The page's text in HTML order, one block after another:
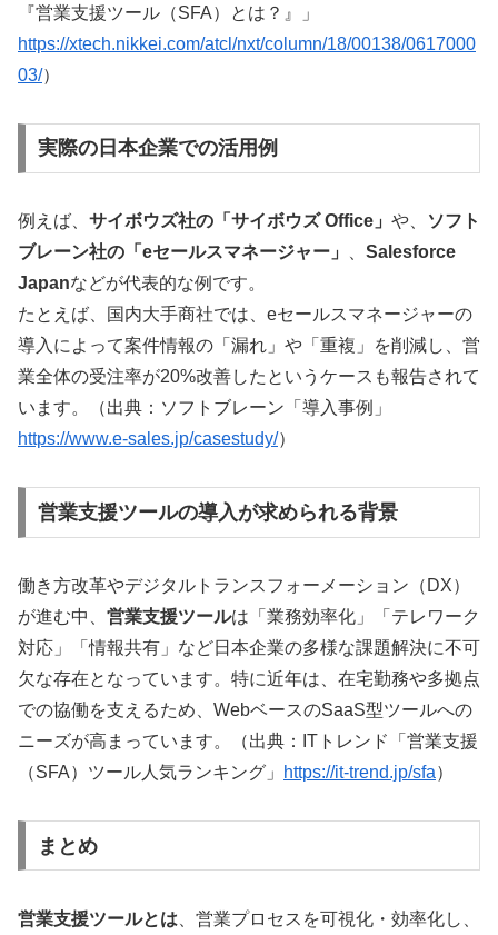
『営業支援ツール（SFA）とは？』」
https://xtech.nikkei.com/atcl/nxt/column/18/00138/0617000
03/）
実際の日本企業での活用例
例えば、 サイボウズ社の「サイボウズ Office」 や、
ソフト
ブレーン社の「eセールスマネージャー」
、 Salesforce
Japanなどが代表的な例です。
たとえば、国内大手商社では、eセールスマネージャーの
導入によって案件情報の「漏れ」や「重複」を削減し、営
業全体の受注率が20%改善したというケースも報告されて
います。（出典：ソフトブレーン「導入事例」
https://www.e-sales.jp/casestudy/）
営業支援ツールの導入が求められる背景
働き方改革やデジタルトランスフォーメーション（DX）
が進む中、 営業支援ツールは「業務効率化」「テレワーク
対応」「情報共有」など日本企業の多様な課題解決に不可
欠な存在となっています。特に近年は、在宅勤務や多拠点
での協働を支えるため、WebベースのSaaS型ツールへの
ニーズが高まっています。（出典：ITトレンド「営業支援
（SFA）ツール人気ランキング」
https://it-trend.jp/sfa）
まとめ
営業支援ツールとは 、営業プロセスを可視化・効率化し、